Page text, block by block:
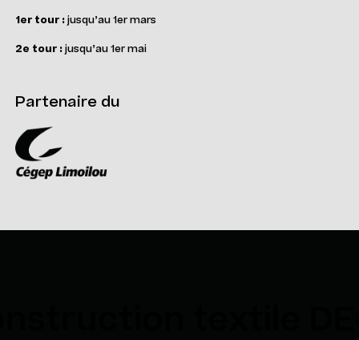
1er tour :jusqu’au 1er mars
2e tour :jusqu’au 1er mai
Partenaire du